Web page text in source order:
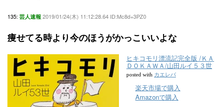
135: 芸人速報 2019/01/24(木) 11:12:28.64 ID:Mc8d+3PZ0
痩せてる時より今のほうがかっこいいよな
ヒキコモリ漂流記完全版 /ＫＡ
ＤＯＫＡＷＡ/山田ルイ５３世
posted with カエレバ
楽天市場で購入
Amazonで購入